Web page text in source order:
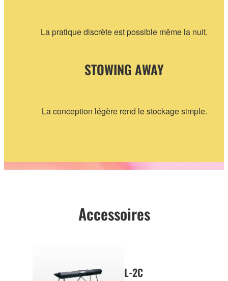
La pratique discrète est possible même la nuit.
STOWING AWAY
La conception légère rend le stockage simple.
Accessoires
L-2C